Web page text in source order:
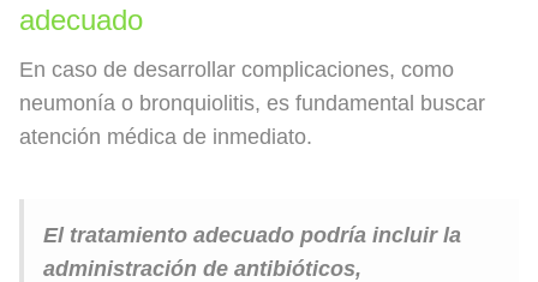
adecuado
En caso de desarrollar complicaciones, como
neumonía o bronquiolitis, es fundamental buscar
atención médica de inmediato.
El tratamiento adecuado podría incluir la
administración de antibióticos,